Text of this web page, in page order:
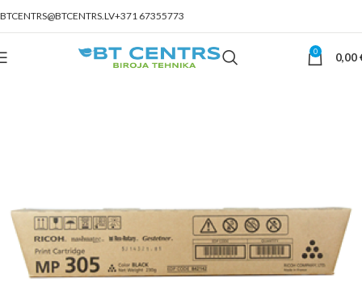
BTCENTRS@BTCENTRS.LV+371 67355773
0 0,00